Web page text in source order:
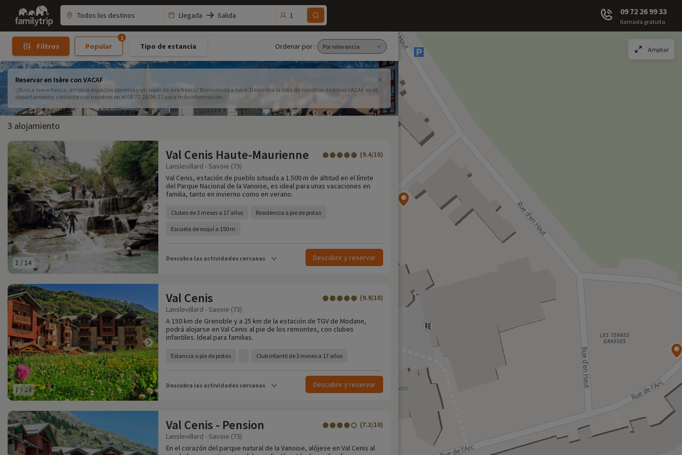
Family
trip
Llegada Salida 1 09 72 26 99 33
llamada gratuita
Filtros Popular
1
Tipo de estancia Ordenar por :
Reservar en Isère con VACAF
¿Busca nieve fresca, amplios espacios abiertos y un soplo de aire fresco? Bienvenido a Isère. Descubra la lista de nuestros destinos VACAF en el
departamento, contacte con nosotros en el 09.72.26.99.33 para más información.
3 alojamiento
1 / 14
Val Cenis Haute-Maurienne (9.4/10)
Lanslevillard - Savoie (73)
Val Cenis, estación de pueblo situada a 1.500 m de altitud en el límite
del Parque Nacional de la Vanoise, es ideal para unas vacaciones en
familia, tanto en invierno como en verano.
Clubes de 3 meses a 17 años Residencia a pie de pistas
Escuela de esquí a 150 m
Descubra las actividades cercanas Descubrir y reservar
1/24
Val Cenis (9.9/10)
Lanslevillard - Savoie (73)
A 150 km de Grenoble y a 25 km de la estación de TGV de Modane,
podrá alojarse en Val Cenis al pie de los remontes, con clubes
infantiles. Ideal para familias.
Estancia a pie de pistas Club infantil de 3 meses a 17 años
Descubra las actividades cercanas Descubrir y reservar
Val Cenis - Pension (7.3/10)
Lanslevillard - Savoie (73)
En el corazón del parque natural de la Vanoise, alójese en Val Cenis al
Ampliar